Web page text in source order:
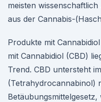
meisten
aus der Cannabis-
Produkte mit
mit Cannabidiol (CBD)
Trend. CBD untersteht
(Tetrahydrocannabinol)